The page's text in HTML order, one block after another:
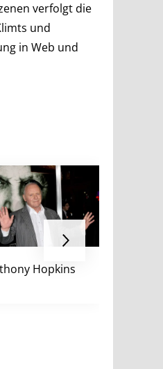
verfolgt die
und
in Web und
Hopkins